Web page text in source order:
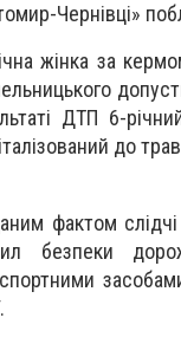
Чернівці»
жінка за
ДТП 6-
до
фактом
безпеки